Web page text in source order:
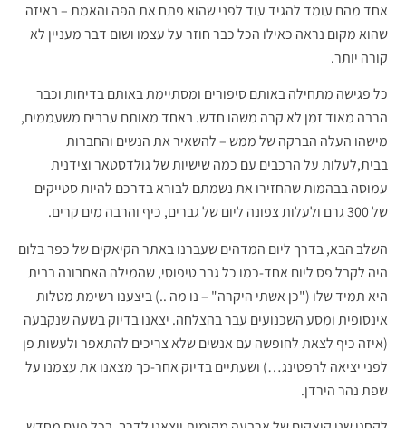
אחד מהם עומד להגיד עוד לפני שהוא פתח את הפה והאמת – באיזה
שהוא מקום נראה כאילו הכל כבר חוזר על עצמו ושום דבר מעניין לא
קורה יותר.
כל פגישה מתחילה באותם סיפורים ומסתיימת באותם בדיחות וכבר
הרבה מאוד זמן לא קרה משהו חדש. באחד מאותם ערבים משעממים,
מישהו העלה הברקה של ממש – להשאיר את הנשים והחברות
בבית,לעלות על הרכבים עם כמה שישיות של גולדסטאר וצידנית
עמוסה בבהמות שהחזירו את נשמתם לבורא בדרכם להיות סטייקים
של 300 גרם ולעלות צפונה ליום של גברים, כיף והרבה מים קרים.
השלב הבא, בדרך ליום המדהים שעברנו באתר הקיאקים של כפר בלום
היה לקבל פס ליום אחד-כמו כל גבר טיפוסי, שהמילה האחרונה בבית
היא תמיד שלו ("כן אשתי היקרה" – נו מה ..) ביצענו רשימת מטלות
אינסופית ומסע השכנועים עבר בהצלחה. יצאנו בדיוק בשעה שנקבעה
(איזה כיף לצאת לחופשה עם אנשים שלא צריכים להתאפר ולעשות פן
לפני יציאה לרפטינג…) ושעתיים בדיוק אחר-כך מצאנו את עצמנו על
שפת נהר הירדן.